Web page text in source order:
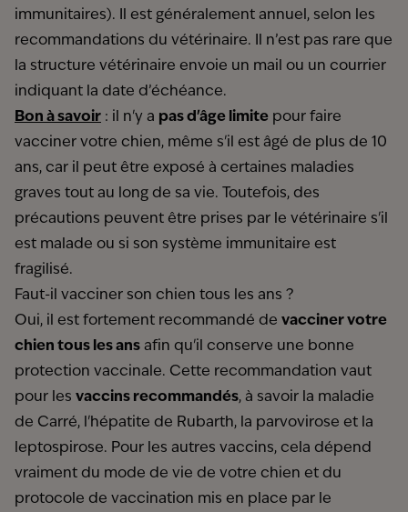
immunitaires). Il est généralement annuel, selon les
recommandations du vétérinaire. Il n’est pas rare que
la structure vétérinaire envoie un mail ou un courrier
indiquant la date d’échéance.
Bon à savoir : il n'y a pas d'âge limite pour faire
vacciner votre chien, même s'il est âgé de plus de 10
ans, car il peut être exposé à certaines maladies
graves tout au long de sa vie. Toutefois, des
précautions peuvent être prises par le vétérinaire s'il
est malade ou si son système immunitaire est
fragilisé.
Faut-il vacciner son chien tous les ans ?
Oui, il est fortement recommandé de vacciner votre
chien tous les ans afin qu'il conserve une bonne
protection vaccinale. Cette recommandation vaut
pour les vaccins recommandés, à savoir la maladie
de Carré, l'hépatite de Rubarth, la parvovirose et la
leptospirose. Pour les autres vaccins, cela dépend
vraiment du mode de vie de votre chien et du
protocole de vaccination mis en place par le